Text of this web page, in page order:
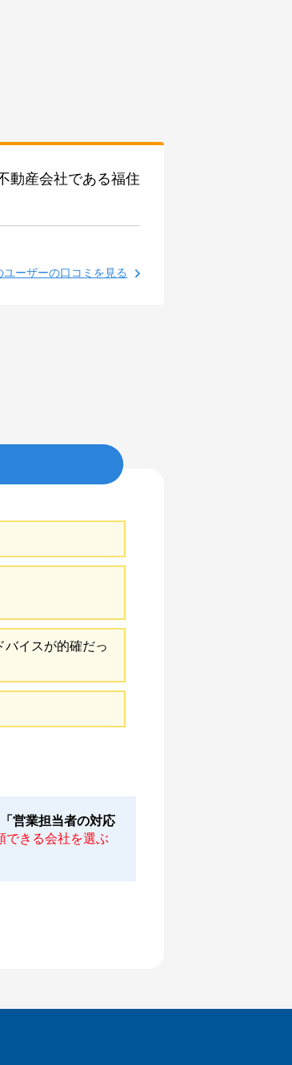
動産会社である福住
ユーザーの口コミを見る
バイスが的確だっ
営業担当者の対応
できる会社を選ぶ